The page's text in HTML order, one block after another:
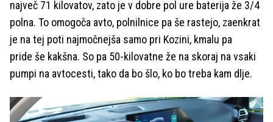
največ 71 kilovatov, zato je v dobre pol ure baterija že 3/4
polna. To omogoča avto, polnilnice pa še rastejo, zaenkrat
je na tej poti najmočnejša samo pri Kozini, kmalu pa
pride še kakšna. So pa 50-kilovatne že na skoraj na vsaki
pumpi na avtocesti, tako da bo šlo, ko bo treba kam dlje.